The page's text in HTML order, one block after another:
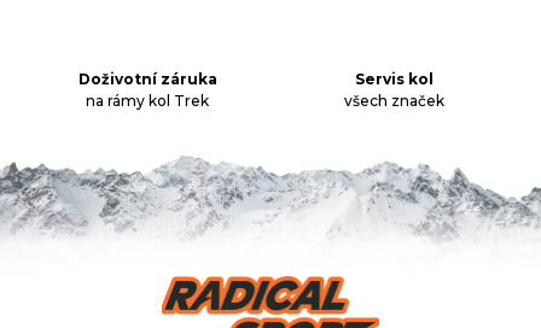
p
i
Doživotní záruka
na rámy kol Trek
Servis kol
všech značek